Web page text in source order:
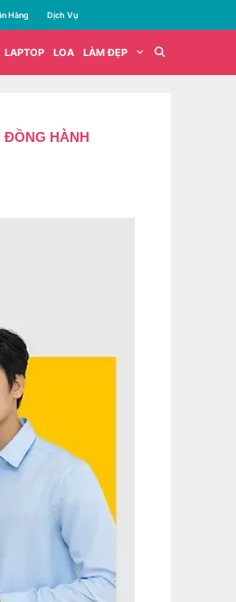
Hàng Dịch Vụ
LAPTOP LOA LÀM ĐẸP
ĐỒNG HÀNH